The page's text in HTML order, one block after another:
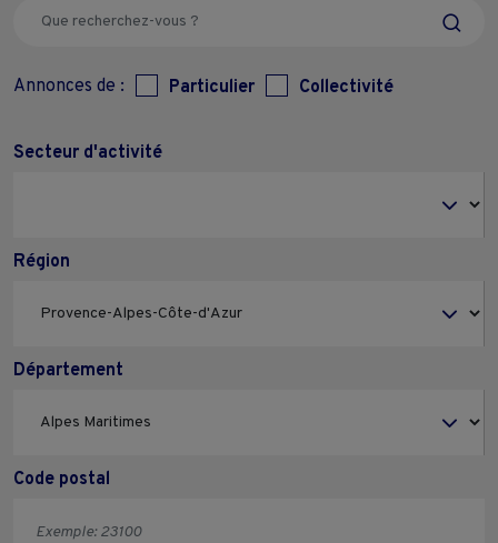
Annonces de : Particulier Collectivité
Secteur d'activité
Région
Département
Code postal